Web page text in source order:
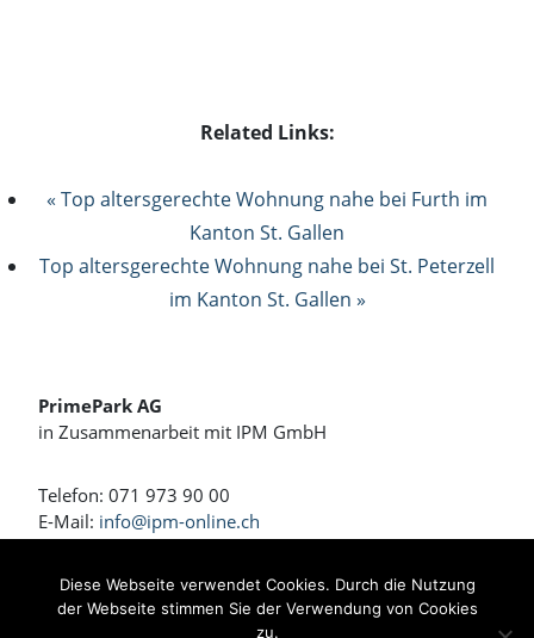
Related Links:
« Top altersgerechte Wohnung nahe bei Furth im
Kanton St. Gallen
Top altersgerechte Wohnung nahe bei St. Peterzell
im Kanton St. Gallen »
PrimePark AG
in Zusammenarbeit mit IPM GmbH
Telefon: 071 973 90 00
E-Mail: info@ipm-online.ch
Wohnen und Arbeiten am Rennweg
Bahnhofstrasse 4 + 4a
Diese Webseite verwendet Cookies. Durch die Nutzung
der Webseite stimmen Sie der Verwendung von Cookies
zu.